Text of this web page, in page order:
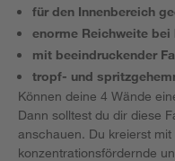
für den Innenbereich
enorme Reichweite
mit beeindruckender
tropf- und
Können deine 4 Wände
Dann solltest du dir diese
anschauen. Du kreierst
konzentrationsfördernde